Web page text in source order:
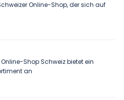
Online-Shop, der sich auf
Shop Schweiz bietet ein
an